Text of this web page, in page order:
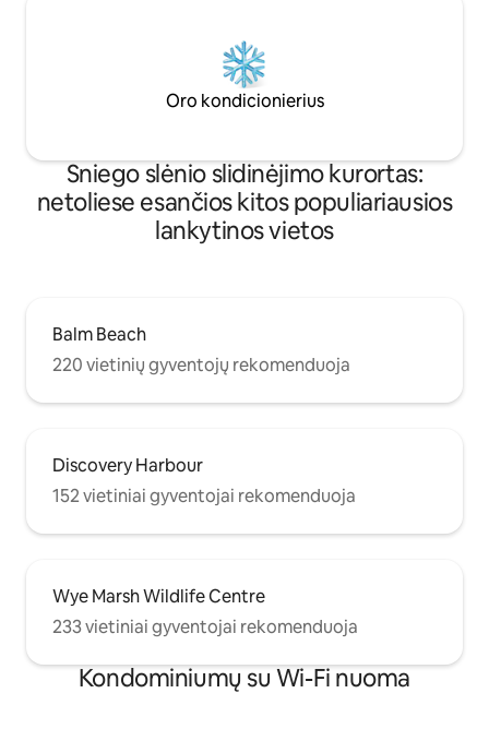
Oro kondicionierius
Sniego slėnio slidinėjimo kurortas:
netoliese esančios kitos populiariausios
lankytinos vietos
Balm Beach
220 vietinių gyventojų rekomenduoja
Discovery Harbour
152 vietiniai gyventojai rekomenduoja
Wye Marsh Wildlife Centre
233 vietiniai gyventojai rekomenduoja
Kondominiumų su Wi-Fi nuoma